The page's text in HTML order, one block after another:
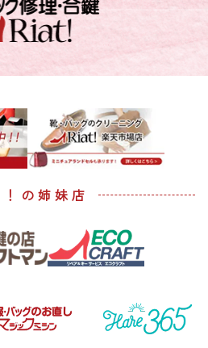
の姉妹店